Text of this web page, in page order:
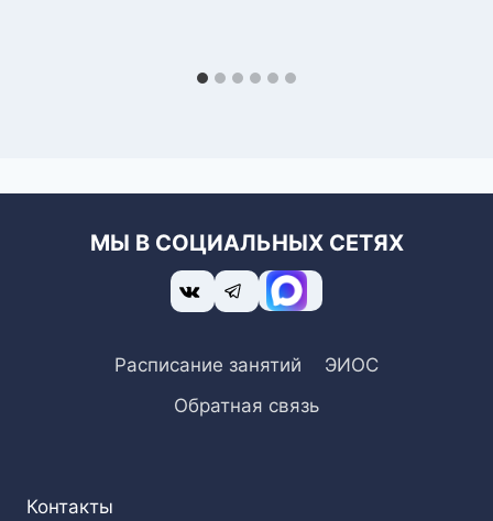
МЫ В СОЦИАЛЬНЫХ СЕТЯХ
Расписание занятий
ЭИОС
Обратная связь
Контакты